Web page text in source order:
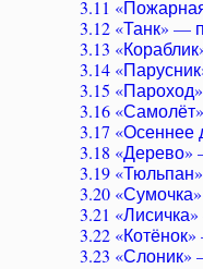
3.11
3.12 «Танк» —
3.13
3.14
3.15
3.16
3.17 «Осеннее
3.18 «Дерево»
3.19
3.20
3.21
3.22
3.23 «Слоник»